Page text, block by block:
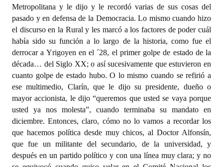
Metropolitana y le dijo y le recordó varias de sus cosas del
pasado y en defensa de la Democracia. Lo mismo cuando hizo
el discurso en la Rural y les marcó a los factores de poder cuál
había sido su función a lo largo de la historia, como fue el
derrocar a Yrigoyen en el ´28, el primer golpe de estado de la
década… del Siglo XX; o así sucesivamente que estuvieron en
cuanto golpe de estado hubo. O lo mismo cuando se refirió a
ese multimedio, Clarín, que le dijo su presidente, dueño o
mayor accionista, le dijo “queremos que usted se vaya porque
usted ya nos molesta”, cuando terminaba su mandato en
diciembre. Entonces, claro, cómo no lo vamos a recordar los
que hacemos política desde muy chicos, al Doctor Alfonsín,
que fue un militante del secundario, de la universidad, y
después en un partido político y con una línea muy clara; y no